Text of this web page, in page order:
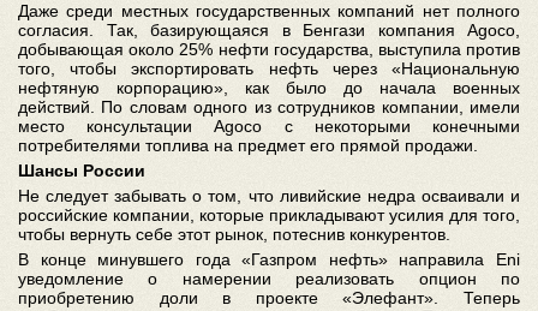
Даже среди местных государственных компаний нет полного
согласия. Так, базирующаяся в Бенгази компания Agoco,
добывающая около 25% нефти государства, выступила против
того, чтобы экспортировать нефть через «Национальную
нефтяную корпорацию», как было до начала военных
действий. По словам одного из сотрудников компании, имели
место консультации Agoco с некоторыми конечными
потребителями топлива на предмет его прямой продажи.
Шансы России
Не следует забывать о том, что ливийские недра осваивали и
российские компании, которые прикладывают усилия для того,
чтобы вернуть себе этот рынок, потеснив конкурентов.
В конце минувшего года «Газпром нефть» направила Eni
уведомление о намерении реализовать опцион по
приобретению доли в проекте «Элефант». Теперь